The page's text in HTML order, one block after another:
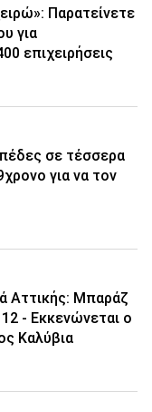
Παρατείνετε
για
επιχειρήσεις
σε τέσσερα
για να τον
Αττικής: Μπαράζ
- Εκκενώνεται ο
Καλύβια